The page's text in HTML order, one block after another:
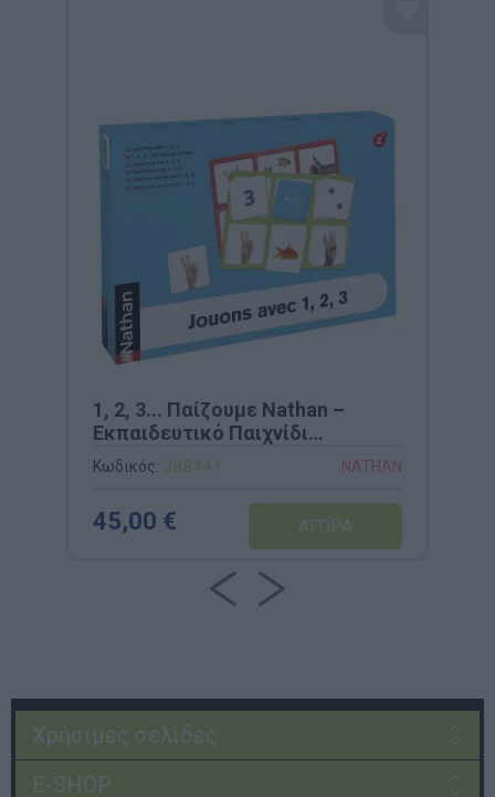
1, 2, 3... Παίζουμε Nathan –
Εκπαιδευτικό Παιχνίδι
Αριθμητικής & Μνήμης (Κωδ.
388441)
Κωδικός: 388441 NATHAN
45,00 €
Χρήσιμες σελίδες
E-SHOP